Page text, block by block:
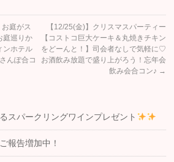
庭がス
庭巡りか
ンホテル
んぽ合コ
【12/25(金)】クリスマスパーティー
【コストコ巨大ケーキ＆丸焼きチキン
をどーんと！】司会者なしで気軽に♡
お酒飲み放題で盛り上がろう！忘年会
飲み会合コン♪ →
スパークリングワインプレゼント
報告増加中！